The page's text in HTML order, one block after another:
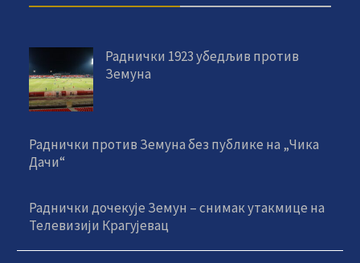
Раднички 1923 убедљив против
Земуна
Раднички против Земуна без публике на „Чика
Дачи“
Раднички дочекује Земун – снимак утакмице на
Телевизији Крагујевац